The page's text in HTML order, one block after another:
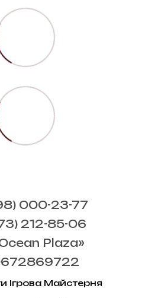
000-23-77
212-85-06
Plaza»
Ігрова Майстерня